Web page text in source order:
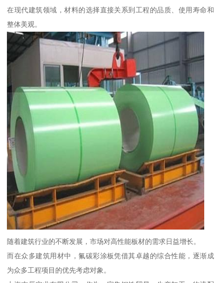
在现代建筑领域，材料的选择直接关系到工程的品质、使用寿命和
整体美观。
随着建筑行业的不断发展，市场对高性能板材的需求日益增长。
而在众多建筑用材中，氟碳彩涂板凭借其卓越的综合性能，逐渐成
为众多工程项目的优先考虑对象。